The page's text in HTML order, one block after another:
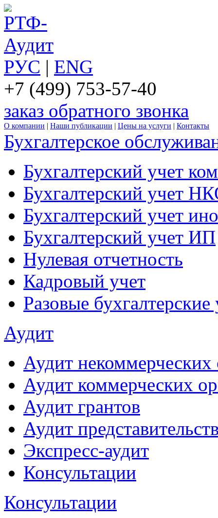
РУС | ENG
+7 (499) 753-57-40
заказ обратного звонка
О компании | Наши публикации | Цены на услуги | Контакты
Бухгалтерское
Бухгалтерский учет
Бухгалтерский учет
Бухгалтерский учет
Бухгалтерский учет ИП
Нулевая отчетность
Кадровый учет
Разовые бухгалтерские
Аудит
Аудит некоммерческих
Аудит коммерческих
Аудит грантов
Аудит
Экспресс-аудит
Консультации
Консультации